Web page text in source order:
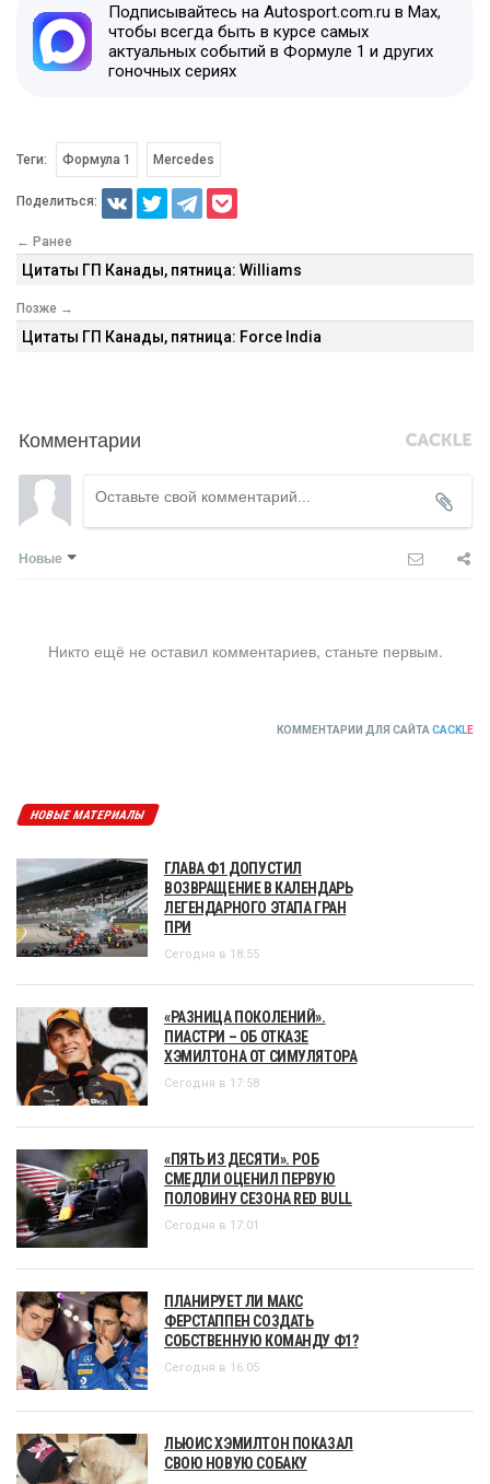
Подписывайтесь на Autosport.com.ru в Max,
чтобы всегда быть в курсе самых
актуальных событий в Формуле 1 и других
гоночных сериях
Теги: Формула 1 Mercedes
Поделиться:
← Ранее
Цитаты ГП Канады, пятница: Williams
Позже →
Цитаты ГП Канады, пятница: Force India
Комментарии
Новые
Никто ещё не оставил комментариев, станьте первым.
КОММЕНТАРИИ ДЛЯ САЙТА CACKLE
НОВЫЕ МАТЕРИАЛЫ
ГЛАВА Ф1 ДОПУСТИЛ
ВОЗВРАЩЕНИЕ В КАЛЕНДАРЬ
ЛЕГЕНДАРНОГО ЭТАПА ГРАН
ПРИ
Сегодня в 18:55
«РАЗНИЦА ПОКОЛЕНИЙ».
ПИАСТРИ – ОБ ОТКАЗЕ
ХЭМИЛТОНА ОТ СИМУЛЯТОРА
Сегодня в 17:58
«ПЯТЬ ИЗ ДЕСЯТИ». РОБ
СМЕДЛИ ОЦЕНИЛ ПЕРВУЮ
ПОЛОВИНУ СЕЗОНА RED BULL
Сегодня в 17:01
ПЛАНИРУЕТ ЛИ МАКС
ФЕРСТАППЕН СОЗДАТЬ
СОБСТВЕННУЮ КОМАНДУ Ф1?
Сегодня в 16:05
ЛЬЮИС ХЭМИЛТОН ПОКАЗАЛ
СВОЮ НОВУЮ СОБАКУ